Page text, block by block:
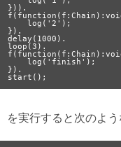
})).
}).
delay(1000).
loop(3).
}).
を実行すると次のよう